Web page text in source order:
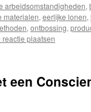
arbeidsomstandigheden,
materialen, eerlijke lonen,
, ontbossing,
reactie plaatsen
een